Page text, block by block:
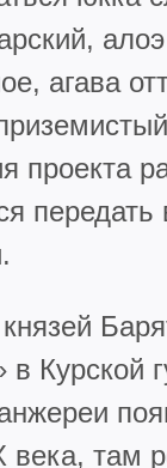
алоэ
агава
проекта
передать
Курской
века, там